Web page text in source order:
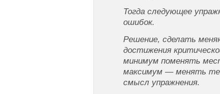
Тогда следующее
ошибок.
Решение, сделать
достижения
минимум поменять
максимум — менять
смысл упражнения.